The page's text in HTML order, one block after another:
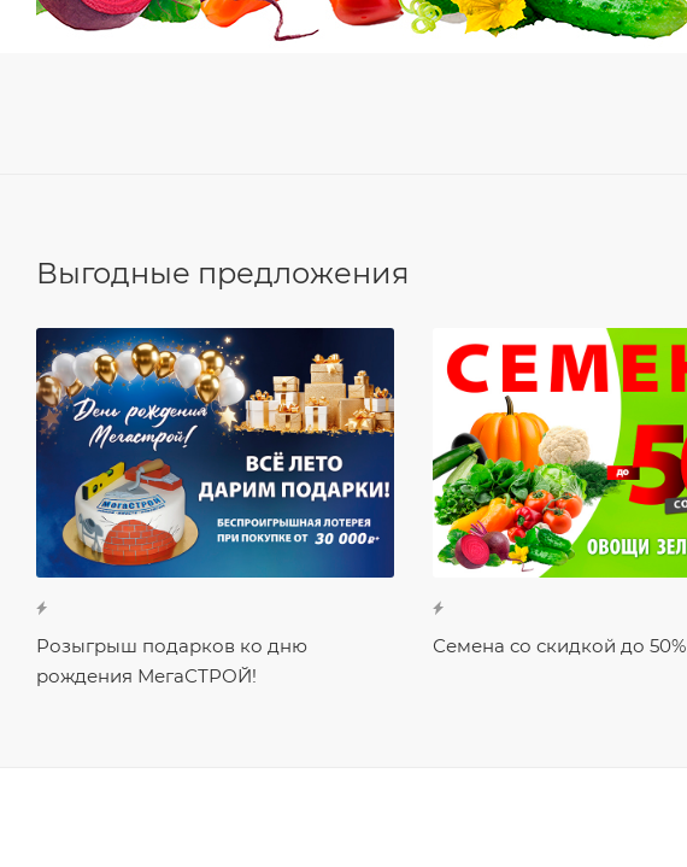
Выгодные предложения
Розыгрыш подарков ко дню
рождения МегаСТРОЙ!
Семена со скидкой до 50%